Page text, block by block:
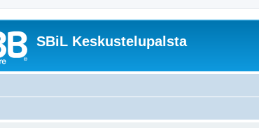
SBiL Keskustelupalsta